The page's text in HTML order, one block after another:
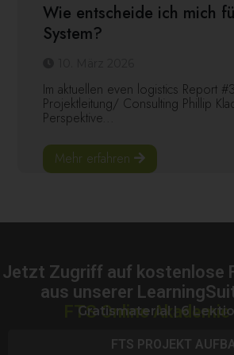
Wie entscheide ich mich
System?
Im aktuellen even logistics Report
Projektleitung/ Consulting Phillip
Perspektive...
Mehr erfahren
Jetzt Zugriff auf kostenlose
aus unserer
FTS Online Akademie
Gratismaterial | 6
FTS PROJEKT